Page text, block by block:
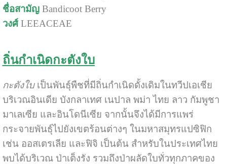
ชื่อสามัญBandicoot Berry
วงศ์LEEACEAE
ถิ่นกำเนิดกะตังใบ
กะตังใบเป็นพันธุ์พืชที่มีถิ่นกำเนิดดั้งเดิมในทวีปเอเชีย
บริเวณอินเดีย บังกลาเทศ เนปาล พม่า ไทย ลาว กัมพูชา
มาเลเซีย และอินโดนีเซีย จากนั้นจึงได้มีการแพร่
กระจายพันธุ์ไปยังเขตร้อนต่างๆ ในมหาสมุทรแปซิฟิก
เช่น ออสเตรเลีย และฟิจิ เป็นต้น สำหรับในประเทศไทย
พบได้บริเวณ ป่าเต็งรัง รวมถึงป่าผลัดใบทั่วทุกภาคของ